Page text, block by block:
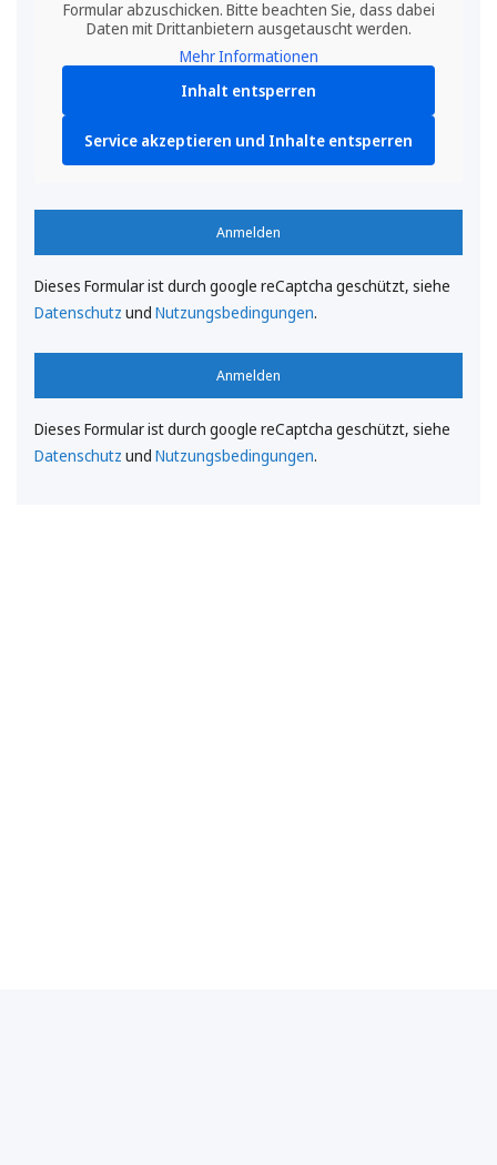
Formular abzuschicken. Bitte beachten Sie, dass dabei
Daten mit Drittanbietern ausgetauscht werden.
Mehr Informationen
Inhalt entsperren
Service akzeptieren und Inhalte entsperren
Anmelden
Dieses Formular ist durch google reCaptcha geschützt, siehe
Datenschutz und Nutzungsbedingungen.
Anmelden
Dieses Formular ist durch google reCaptcha geschützt, siehe
Datenschutz und Nutzungsbedingungen.